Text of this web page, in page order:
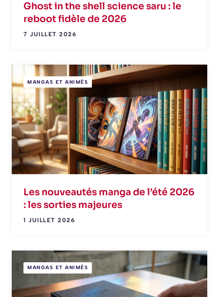
Ghost in the shell science saru : le
reboot fidèle de 2026
7 JUILLET 2026
MANGAS ET ANIMÉS
Les nouveautés manga de l’été 2026
: les sorties majeures
1 JUILLET 2026
MANGAS ET ANIMÉS